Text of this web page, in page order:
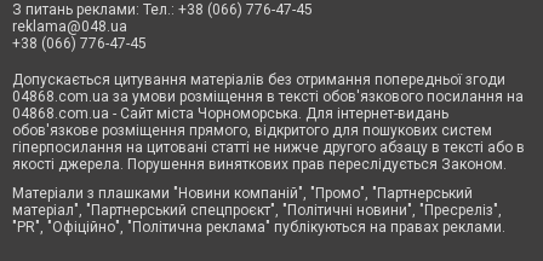
З питань реклами: Тел.: +38 (066) 776-47-45
reklama@048.ua
+38 (066) 776-47-45
Допускається цитування матеріалів без отримання попередньої згоди
04868.com.ua за умови розміщення в тексті обов'язкового посилання на
04868.com.ua - Сайт міста Чорноморська. Для інтернет-видань
обов'язкове розміщення прямого, відкритого для пошукових систем
гіперпосилання на цитовані статті не нижче другого абзацу в тексті або в
якості джерела. Порушення виняткових прав переслідується Законом.
Матеріали з плашками "Новини компаній", "Промо", "Партнерський
матеріал", "Партнерський спецпроєкт", "Політичні новини", "Пресреліз",
"PR", "Офіційно", "Політична реклама" публікуються на правах реклами.